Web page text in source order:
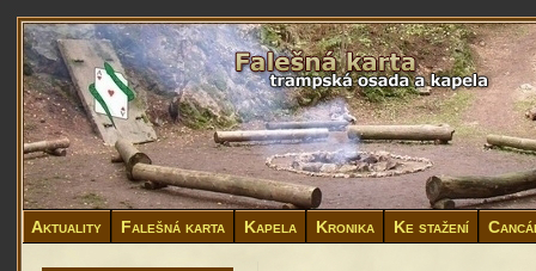
Aktuality Falešná karta Kapela Kronika Ke stažení